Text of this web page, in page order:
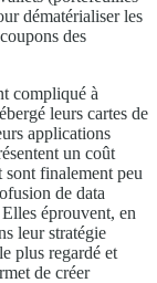
dématérialiser les
des
compliqué à
leurs cartes de
applications
un coût
sont finalement peu
de data
éprouvent, en
leur stratégie
plus regardé et
de créer